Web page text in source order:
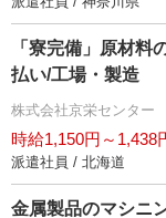
「寮完備」原材料
払い/工場・製造
株式会社京栄センター
時給1,150円～1,438
派遣社員 / 北海道
金属製品のマシニ